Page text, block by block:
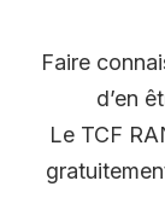
Faire
d’en
Le TCF